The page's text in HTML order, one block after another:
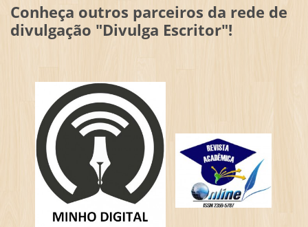
Conheça outros parceiros da rede de
divulgação "Divulga Escritor"!